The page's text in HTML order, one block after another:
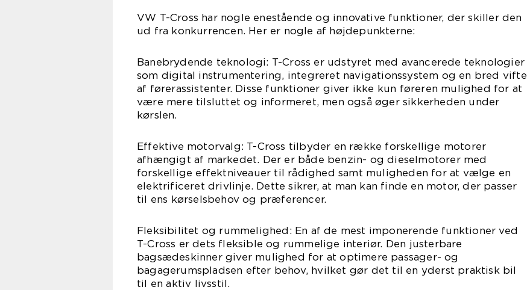
VW T-Cross har nogle enestående og innovative funktioner, der skiller den
ud fra konkurrencen. Her er nogle af højdepunkterne:
Banebrydende teknologi: T-Cross er udstyret med avancerede teknologier
som digital instrumentering, integreret navigationssystem og en bred vifte
af førerassistenter. Disse funktioner giver ikke kun føreren mulighed for at
være mere tilsluttet og informeret, men også øger sikkerheden under
kørslen.
Effektive motorvalg: T-Cross tilbyder en række forskellige motorer
afhængigt af markedet. Der er både benzin- og dieselmotorer med
forskellige effektniveauer til rådighed samt muligheden for at vælge en
elektrificeret drivlinje. Dette sikrer, at man kan finde en motor, der passer
til ens kørselsbehov og præferencer.
Fleksibilitet og rummelighed: En af de mest imponerende funktioner ved
T-Cross er dets fleksible og rummelige interiør. Den justerbare
bagsædeskinner giver mulighed for at optimere passager- og
bagagerumspladsen efter behov, hvilket gør det til en yderst praktisk bil
til en aktiv livsstil.